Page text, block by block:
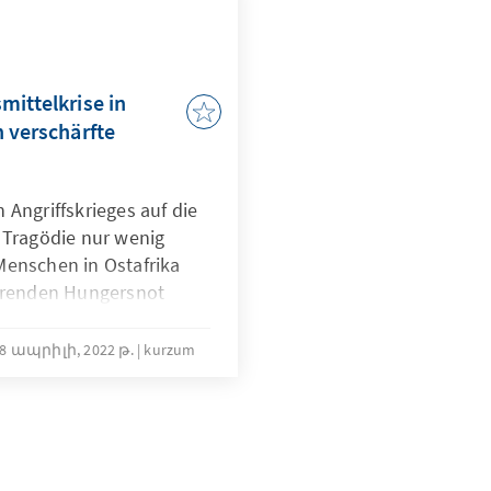
werden: Können diese
in
verschärfte
Angriffskrieges auf die
nur wenig
in Ostafrika
Hungersnot
Lage beigetragen.
ապրիլի, 2022 թ. kurzum